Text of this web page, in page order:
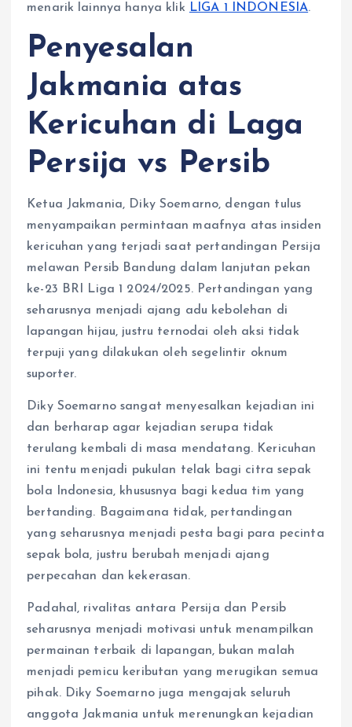
menarik lainnya hanya klik LIGA 1 INDONESIA.
Penyesalan
Jakmania atas
Kericuhan di Laga
Persija vs Persib
Ketua Jakmania, Diky Soemarno, dengan tulus
menyampaikan permintaan maafnya atas insiden
kericuhan yang terjadi saat pertandingan Persija
melawan Persib Bandung dalam lanjutan pekan
ke-23 BRI Liga 1 2024/2025. Pertandingan yang
seharusnya menjadi ajang adu kebolehan di
lapangan hijau, justru ternodai oleh aksi tidak
terpuji yang dilakukan oleh segelintir oknum
suporter.
Diky Soemarno sangat menyesalkan kejadian ini
dan berharap agar kejadian serupa tidak
terulang kembali di masa mendatang. Kericuhan
ini tentu menjadi pukulan telak bagi citra sepak
bola Indonesia, khususnya bagi kedua tim yang
bertanding. Bagaimana tidak, pertandingan
yang seharusnya menjadi pesta bagi para pecinta
sepak bola, justru berubah menjadi ajang
perpecahan dan kekerasan.
Padahal, rivalitas antara Persija dan Persib
seharusnya menjadi motivasi untuk menampilkan
permainan terbaik di lapangan, bukan malah
menjadi pemicu keributan yang merugikan semua
pihak. Diky Soemarno juga mengajak seluruh
anggota Jakmania untuk merenungkan kejadian